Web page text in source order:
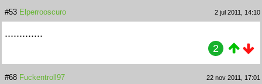
#53 Elperrooscuro 2 jul 2011, 14:10
.............
2
#68 Fuckentroll97 22 nov 2011, 17:01